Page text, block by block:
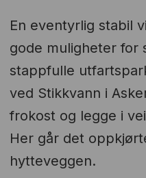
En eventyrlig stabil
gode muligheter for
stappfulle
ved Stikkvann i
frokost og legge i
Her går det
hytteveggen.